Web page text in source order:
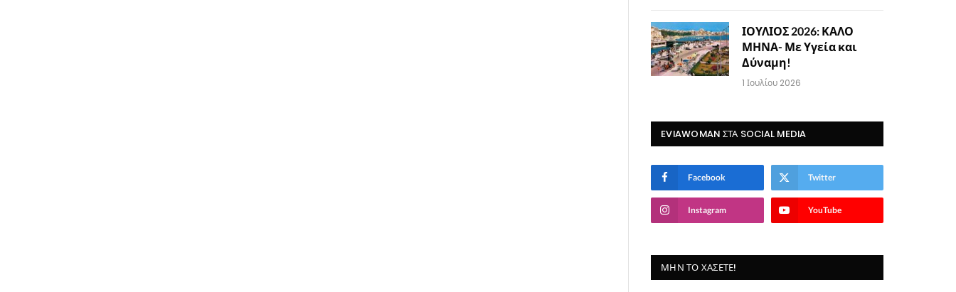
ΙΟΥΛΙΟΣ 2026: ΚΑΛΟ
ΜΗΝΑ- Με Υγεία και
Δύναμη!
1 Ιουλίου 2026
EVIAWOMAN ΣΤΑ SOCIAL MEDIA
Facebook Twitter
Instagram YouTube
ΜΗΝ ΤΟ ΧΆΣΕΤΕ!